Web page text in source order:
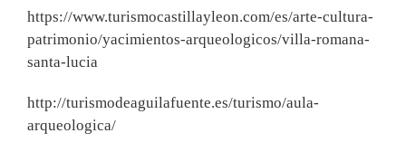
https://www.turismocastillayleon.com/es/arte-cultura-
patrimonio/yacimientos-arqueologicos/villa-romana-
santa-lucia
http://turismodeaguilafuente.es/turismo/aula-
arqueologica/